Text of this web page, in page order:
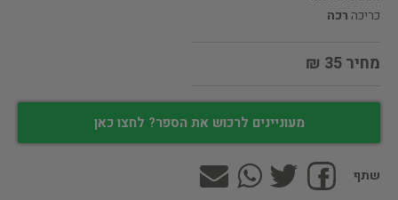
כריכה רכה
מחיר 35 ₪
מעוניינים לרכוש את הספר? לחצו כאן
שתף